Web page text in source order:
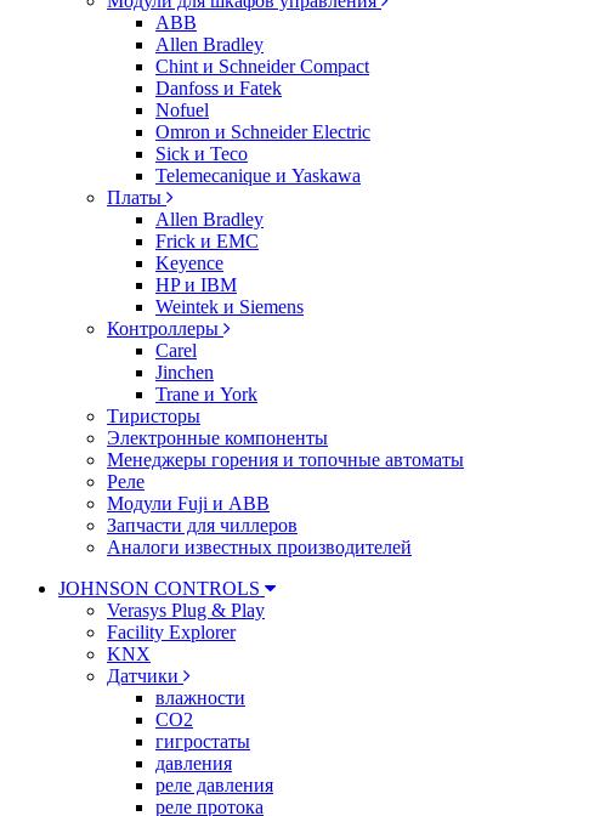
ABB
Allen Bradley
Chint и Schneider Compact
Danfoss и Fatek
Nofuel
Omron и Schneider Electric
Sick и Teco
Telemecanique и Yaskawa
Платы
Allen Bradley
Frick и EMC
Keyence
HP и IBM
Weintek и Siemens
Контроллеры
Carel
Jinchen
Trane и York
Тиристоры
Электронные компоненты
Менеджеры горения и топочные автоматы
Реле
Модули Fuji и ABB
Запчасти для чиллеров
Аналоги известных производителей
JOHNSON CONTROLS
Verasys Plug & Play
Facility Explorer
KNX
Датчики
влажности
CO2
гигростаты
давления
реле давления
реле протока